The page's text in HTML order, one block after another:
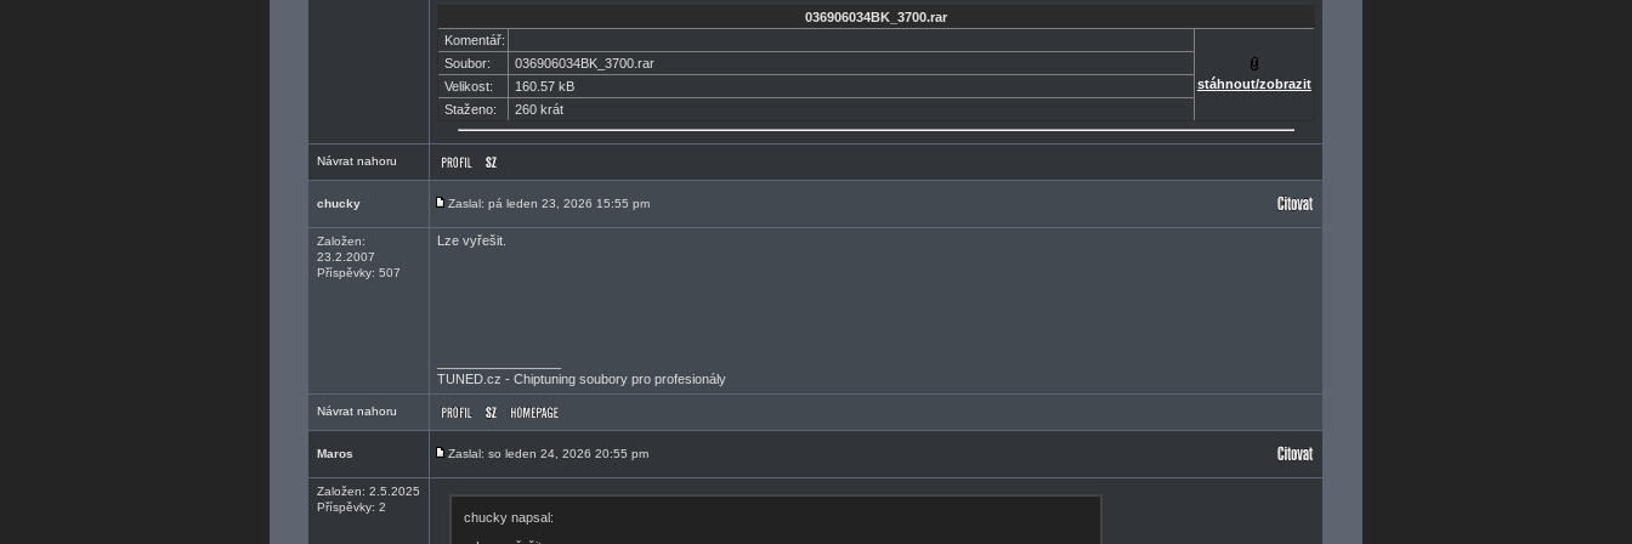
036906034BK_3700.rar
Komentář:
stáhnout/zobrazit
Soubor:
036906034BK_3700.rar
Velikost:
160.57 kB
Staženo:
260 krát
Návrat nahoru
chucky Zaslal: pá leden 23, 2026 15:55 pm
Založen:
23.2.2007
Příspěvky: 507
Lze vyřešit.
TUNED.cz - Chiptuning soubory pro profesionály
Návrat nahoru
Maros Zaslal: so leden 24, 2026 20:55 pm
Založen: 2.5.2025
Příspěvky: 2
chucky napsal: